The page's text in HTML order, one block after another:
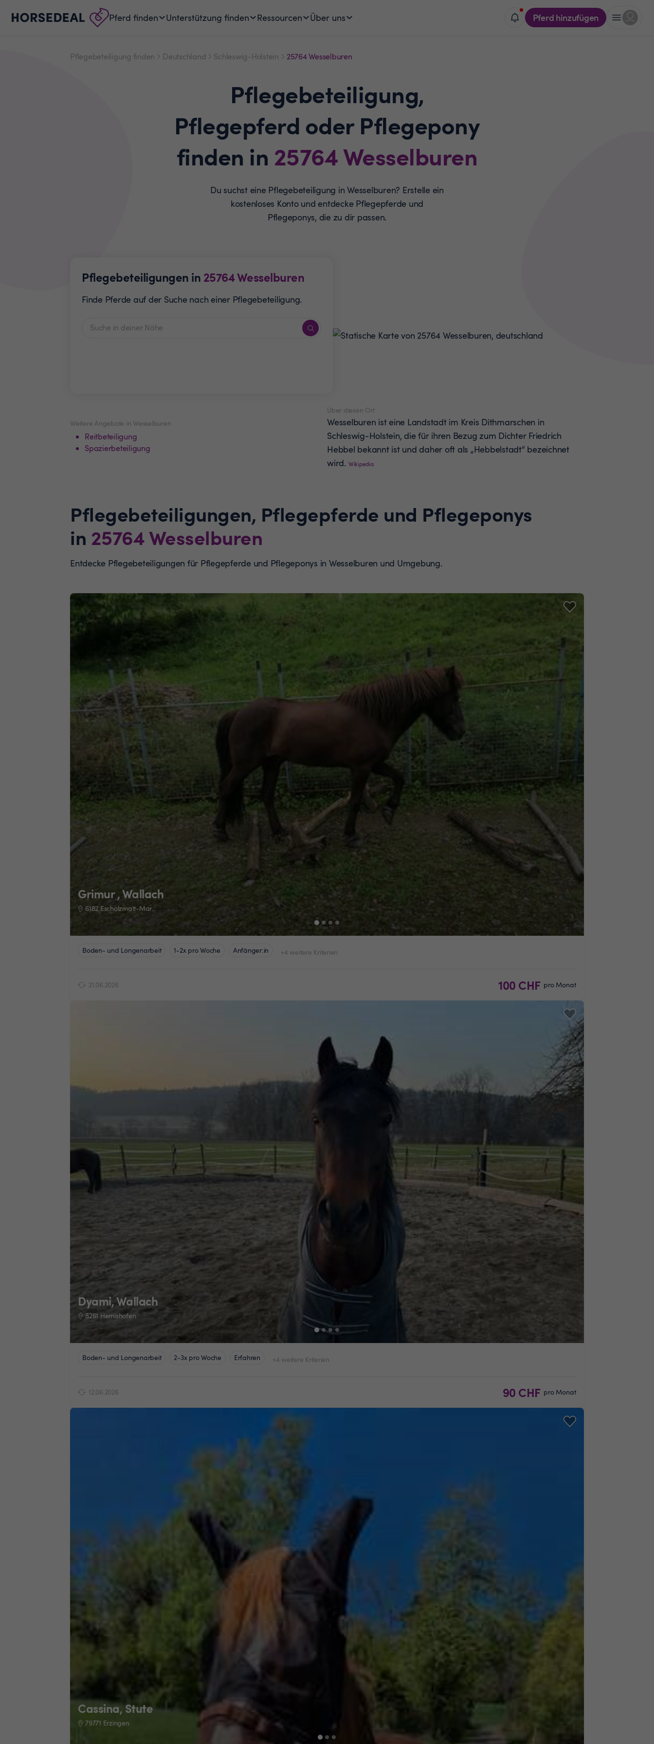
Pferd finden Unterstützung finden Ressourcen Über uns Pferd hinzufügen
Pflegebeteiligung finden Deutschland Schleswig-Holstein 25764 Wesselburen
Pflegebeteiligung,
Pflegepferd oder Pflegepony
finden in 25764Wesselburen
Du suchst eine Pflegebeteiligung in Wesselburen? Erstelle ein
kostenloses Konto und entdecke Pflegepferde und
Pflegeponys, die zu dir passen.
Pflegebeteiligungen in 25764Wesselburen
Finde Pferde auf der Suche nach einer Pflegebeteiligung.
Weitere Angebote in Wesselburen
Reitbeteiligung
Spazierbeteiligung
Über diesen Ort
Wesselburen ist eine Landstadt im Kreis Dithmarschen in
Schleswig-Holstein, die für ihren Bezug zum Dichter Friedrich
Hebbel bekannt ist und daher oft als „Hebbelstadt“ bezeichnet
wird. Wikipedia
Pflegebeteiligungen, Pflegepferde und Pflegeponys
in 25764Wesselburen
Entdecke Pflegebeteiligungen für Pflegepferde und Pflegeponys in Wesselburen und Umgebung.
Grimur , Wallach
6182 Escholzmatt-Marbach
Boden- und Longenarbeit 1-2x pro Woche Anfänger:in +4 weitere Kriterien
21.06.2026 100 CHF pro Monat
Dyami, Wallach
8261 Hemishofen
Boden- und Longenarbeit 2-3x pro Woche Erfahren +4 weitere Kriterien
12.06.2026 90 CHF pro Monat
Cassina, Stute
79771 Erzingen